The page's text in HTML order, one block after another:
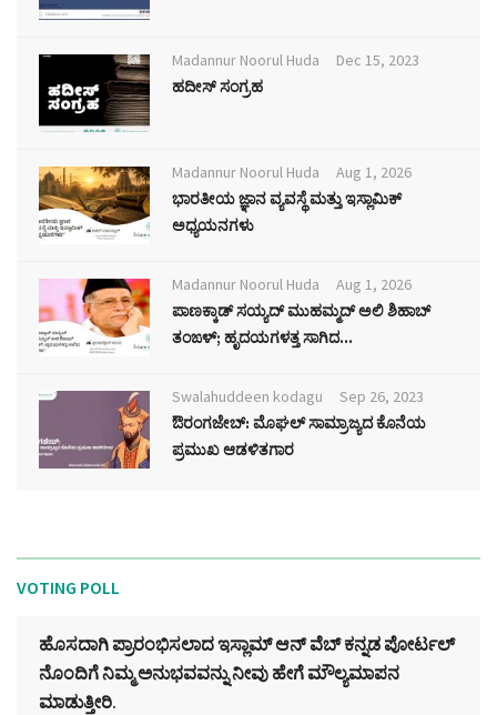
Madannur Noorul Huda
Dec 15, 2023
ಹದೀಸ್ ಸಂಗ್ರಹ
Madannur Noorul Huda
Aug 1, 2026
ಭಾರತೀಯ ಜ್ಞಾನ ವ್ಯವಸ್ಥೆ ಮತ್ತು ಇಸ್ಲಾಮಿಕ್
ಅಧ್ಯಯನಗಳು
Madannur Noorul Huda
Aug 1, 2026
ಪಾಣಕ್ಕಾಡ್ ಸಯ್ಯದ್ ಮುಹಮ್ಮದ್ ಅಲಿ ಶಿಹಾಬ್
ತಂಙಳ್; ಹೃದಯಗಳತ್ತ ಸಾಗಿದ...
Swalahuddeen kodagu
Sep 26, 2023
ಔರಂಗಜೇಬ್: ಮೊಘಲ್ ಸಾಮ್ರಾಜ್ಯದ ಕೊನೆಯ
ಪ್ರಮುಖ ಆಡಳಿತಗಾರ
VOTING POLL
ಹೊಸದಾಗಿ ಪ್ರಾರಂಭಿಸಲಾದ ಇಸ್ಲಾಮ್ ಆನ್ ವೆಬ್ ಕನ್ನಡ ಪೋರ್ಟಲ್‌
ನೊಂದಿಗೆ ನಿಮ್ಮ ಅನುಭವವನ್ನು ನೀವು ಹೇಗೆ ಮೌಲ್ಯಮಾಪನ
ಮಾಡುತ್ತೀರಿ.